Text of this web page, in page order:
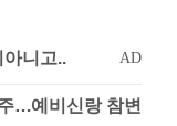
…예비신랑 참변